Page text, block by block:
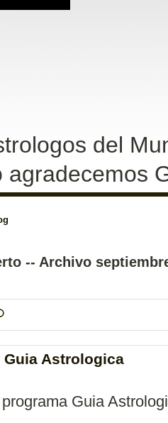
del
agradecemos
-- Archivo
Guia Astrologica
Guia